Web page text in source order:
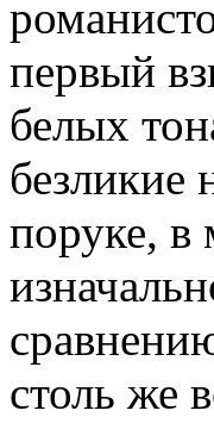
первый
белых
безликие
поруке, в
столь же